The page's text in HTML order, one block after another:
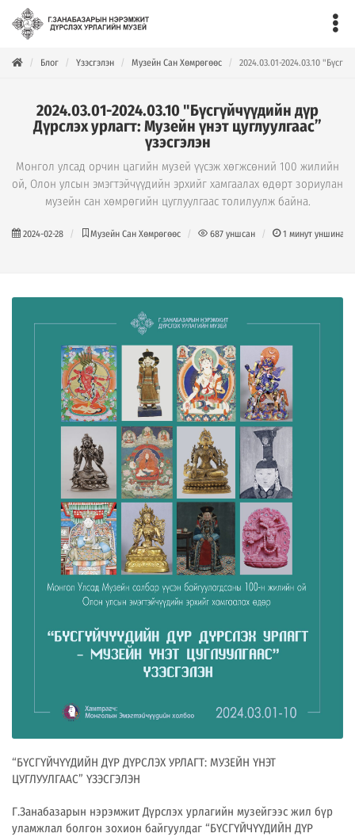
Блог Үзэсгэлэн Музейн Сан Хөмрөгөөс 2024.03.01-2024.03.10
2024.03.01-2024.03.10 "Бүсгүйчүүдийн дүр
Дүрслэх урлагт: Музейн үнэт цуглуулгаас”
үзэсгэлэн
Монгол улсад орчин цагийн музей үүсэж хөгжсөний 100 жилийн
ой, Олон улсын эмэгтэйчүүдийн эрхийг хамгаалах өдөрт зориулан
музейн сан хөмрөгийн цуглуулгаас толилуулж байна.
2024-02-28 Музейн Сан Хөмрөгөөс 687 уншсан 1 минут уншина
“БҮСГҮЙЧҮҮДИЙН ДҮР ДҮРСЛЭХ УРЛАГТ: МУЗЕЙН ҮНЭТ
ЦУГЛУУЛГААС” ҮЗЭСГЭЛЭН
Г.Занабазарын нэрэмжит Дүрслэх урлагийн музейгээс жил бүр
уламжлал болгон зохион байгуулдаг “БҮСГҮЙЧҮҮДИЙН ДҮР